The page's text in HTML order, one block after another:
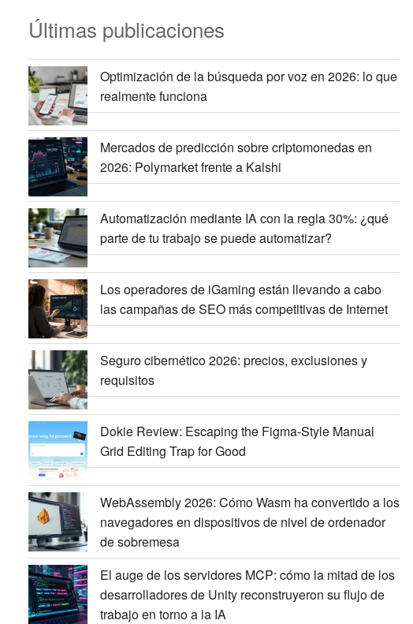
Últimas publicaciones
Optimización de la búsqueda por voz en 2026: lo que
realmente funciona
Mercados de predicción sobre criptomonedas en
2026: Polymarket frente a Kalshi
Automatización mediante IA con la regla 30%: ¿qué
parte de tu trabajo se puede automatizar?
Los operadores de iGaming están llevando a cabo
las campañas de SEO más competitivas de Internet
Seguro cibernético 2026: precios, exclusiones y
requisitos
Dokie Review: Escaping the Figma-Style Manual
Grid Editing Trap for Good
WebAssembly 2026: Cómo Wasm ha convertido a los
navegadores en dispositivos de nivel de ordenador
de sobremesa
El auge de los servidores MCP: cómo la mitad de los
desarrolladores de Unity reconstruyeron su flujo de
trabajo en torno a la IA